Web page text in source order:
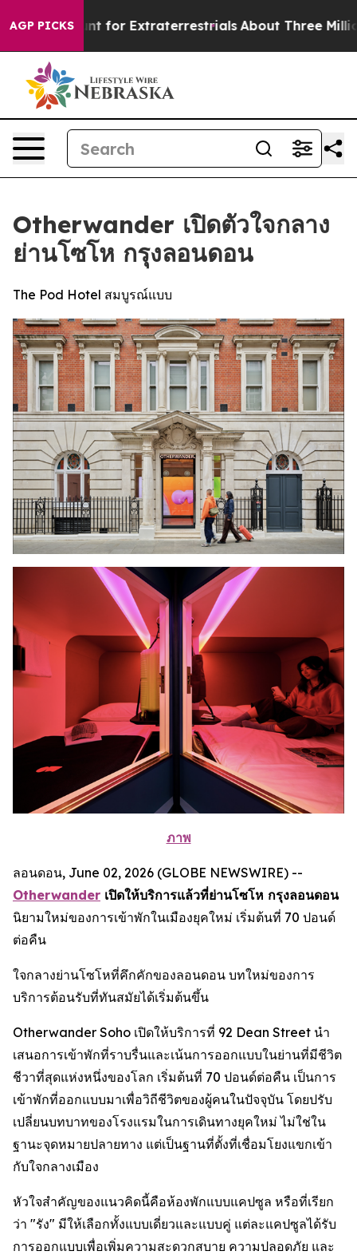
AGP PICKS
Hunt for Extraterrestrials About Three Million
Otherwander เปิดตัวใจกลาง
ย่านโซโห กรุงลอนดอน
The Pod Hotel สมบูรณ์แบบ
ภาพ
ลอนดอน, June 02, 2026 (GLOBE NEWSWIRE) --
Otherwander เปิดให้บริการแล้วที่ย่านโซโห กรุงลอนดอน
นิยามใหม่ของการเข้าพักในเมืองยุคใหม่ เริ่มต้นที่ 70 ปอนด์
ต่อคืน
ใจกลางย่านโซโหที่คึกคักของลอนดอน บทใหม่ของการ
บริการต้อนรับที่ทันสมัยได้เริ่มต้นขึ้น
Otherwander Soho เปิดให้บริการที่ 92 Dean Street นำ
เสนอการเข้าพักที่ราบรื่นและเน้นการออกแบบในย่านที่มีชีวิต
ชีวาที่สุดแห่งหนึ่งของโลก เริ่มต้นที่ 70 ปอนด์ต่อคืน เป็นการ
เข้าพักที่ออกแบบมาเพื่อวิถีชีวิตของผู้คนในปัจจุบัน โดยปรับ
เปลี่ยนบทบาทของโรงแรมในการเดินทางยุคใหม่ ไม่ใช่ใน
ฐานะจุดหมายปลายทาง แต่เป็นฐานที่ตั้งที่เชื่อมโยงแขกเข้า
กับใจกลางเมือง
หัวใจสำคัญของแนวคิดนี้คือห้องพักแบบแคปซูล หรือที่เรียก
ว่า "รัง" มีให้เลือกทั้งแบบเดี่ยวและแบบคู่ แต่ละแคปซูลได้รับ
การออกแบบเพื่อเพิ่มความสะดวกสบาย ความปลอดภัย และ